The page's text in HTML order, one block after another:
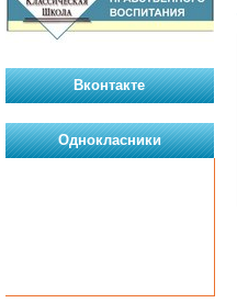
Вконтакте
Однокласники